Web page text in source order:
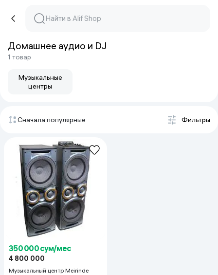
Домашнее аудио и DJ
1 товар
Музыкальные
центры
Сначала популярные Фильтры
350 000 сум/мес
4 800 000
Музыкальный центр Meirinde